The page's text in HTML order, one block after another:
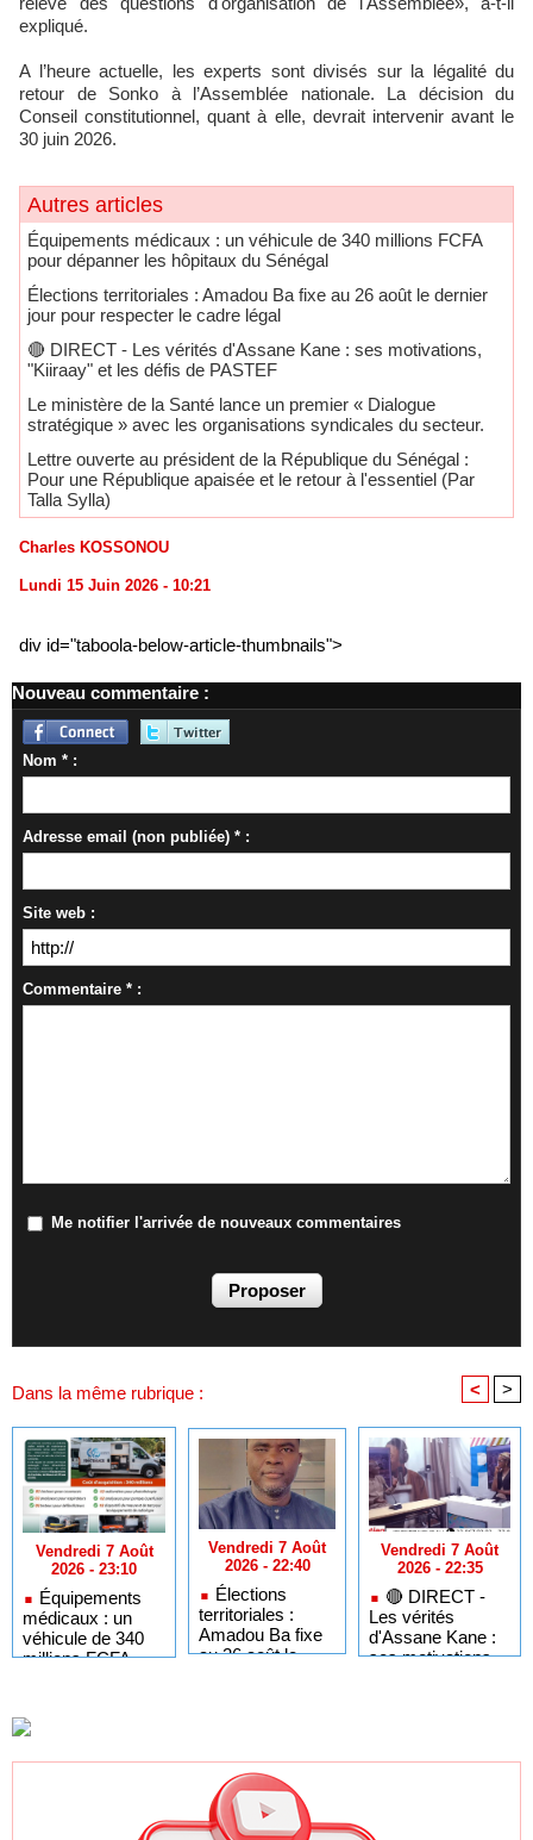
expliqué.
A l’heure actuelle, les experts sont divisés sur la légalité du
retour de Sonko à l’Assemblée nationale. La décision du
Conseil constitutionnel, quant à elle, devrait intervenir avant le
30 juin 2026.
Autres articles
Équipements médicaux : un véhicule de 340 millions FCFA
pour dépanner les hôpitaux du Sénégal
Élections territoriales : Amadou Ba fixe au 26 août le dernier
jour pour respecter le cadre légal
🔴​ DIRECT - Les vérités d'Assane Kane : ses motivations,
"Kiiraay" et les défis de PASTEF
Le ministère de la Santé lance un premier « Dialogue
stratégique » avec les organisations syndicales du secteur.
Lettre ouverte au président de la République du Sénégal :
Pour une République apaisée et le retour à l'essentiel (Par
Talla Sylla)
Charles KOSSONOU
Lundi 15 Juin 2026 - 10:21
div id="taboola-below-article-thumbnails">
Nouveau commentaire :
Nom * :
Adresse email (non publiée) * :
Site web :
Commentaire * :
Me notifier l'arrivée de nouveaux commentaires
Dans la même rubrique : < >
Vendredi 7 Août
2026 - 23:10
Équipements
médicaux : un
véhicule de 340
millions FCFA
Sénégal
Vendredi 7 Août
2026 - 22:40
Élections
territoriales :
Amadou Ba fixe
au 26 août le
Vendredi 7 Août
2026 - 22:35
🔴​ DIRECT -
Les vérités
d'Assane Kane :
ses motivations,